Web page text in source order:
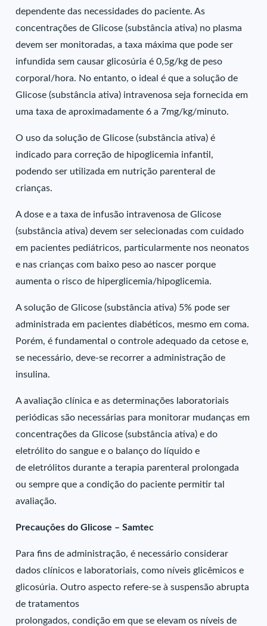
dependente das necessidades do paciente. As
concentrações de Glicose (substância ativa) no plasma
devem ser monitoradas, a taxa máxima que pode ser
infundida sem causar glicosúria é 0,5g/kg de peso
corporal/hora. No entanto, o ideal é que a solução de
Glicose (substância ativa) intravenosa seja fornecida em
uma taxa de aproximadamente 6 a 7mg/kg/minuto.
O uso da solução de Glicose (substância ativa) é
indicado para correção de hipoglicemia infantil,
podendo ser utilizada em nutrição parenteral de
crianças.
A dose e a taxa de infusão intravenosa de Glicose
(substância ativa) devem ser selecionadas com cuidado
em pacientes pediátricos, particularmente nos neonatos
e nas crianças com baixo peso ao nascer porque
aumenta o risco de hiperglicemia/hipoglicemia.
A solução de Glicose (substância ativa) 5% pode ser
administrada em pacientes diabéticos, mesmo em coma.
Porém, é fundamental o controle adequado da cetose e,
se necessário, deve-se recorrer a administração de
insulina.
A avaliação clínica e as determinações laboratoriais
periódicas são necessárias para monitorar mudanças em
concentrações da Glicose (substância ativa) e do
eletrólito do sangue e o balanço do líquido e
de eletrólitos durante a terapia parenteral prolongada
ou sempre que a condição do paciente permitir tal
avaliação.
Precauções do Glicose – Samtec
Para fins de administração, é necessário considerar
dados clínicos e laboratoriais, como níveis glicêmicos e
glicosúria. Outro aspecto refere-se à suspensão abrupta
de tratamentos
prolongados, condição em que se elevam os níveis de